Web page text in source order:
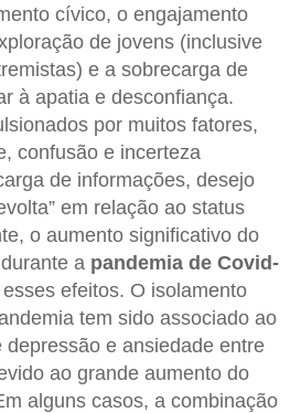
cívico, o engajamento
de jovens (inclusive
e a sobrecarga de
à apatia e desconfiança.
por muitos fatores,
confusão e incerteza
de informações, desejo
em relação ao status
o aumento significativo do
durante a pandemia de Covid-
efeitos. O isolamento
tem sido associado ao
e ansiedade entre
ao grande aumento do
alguns casos, a combinação